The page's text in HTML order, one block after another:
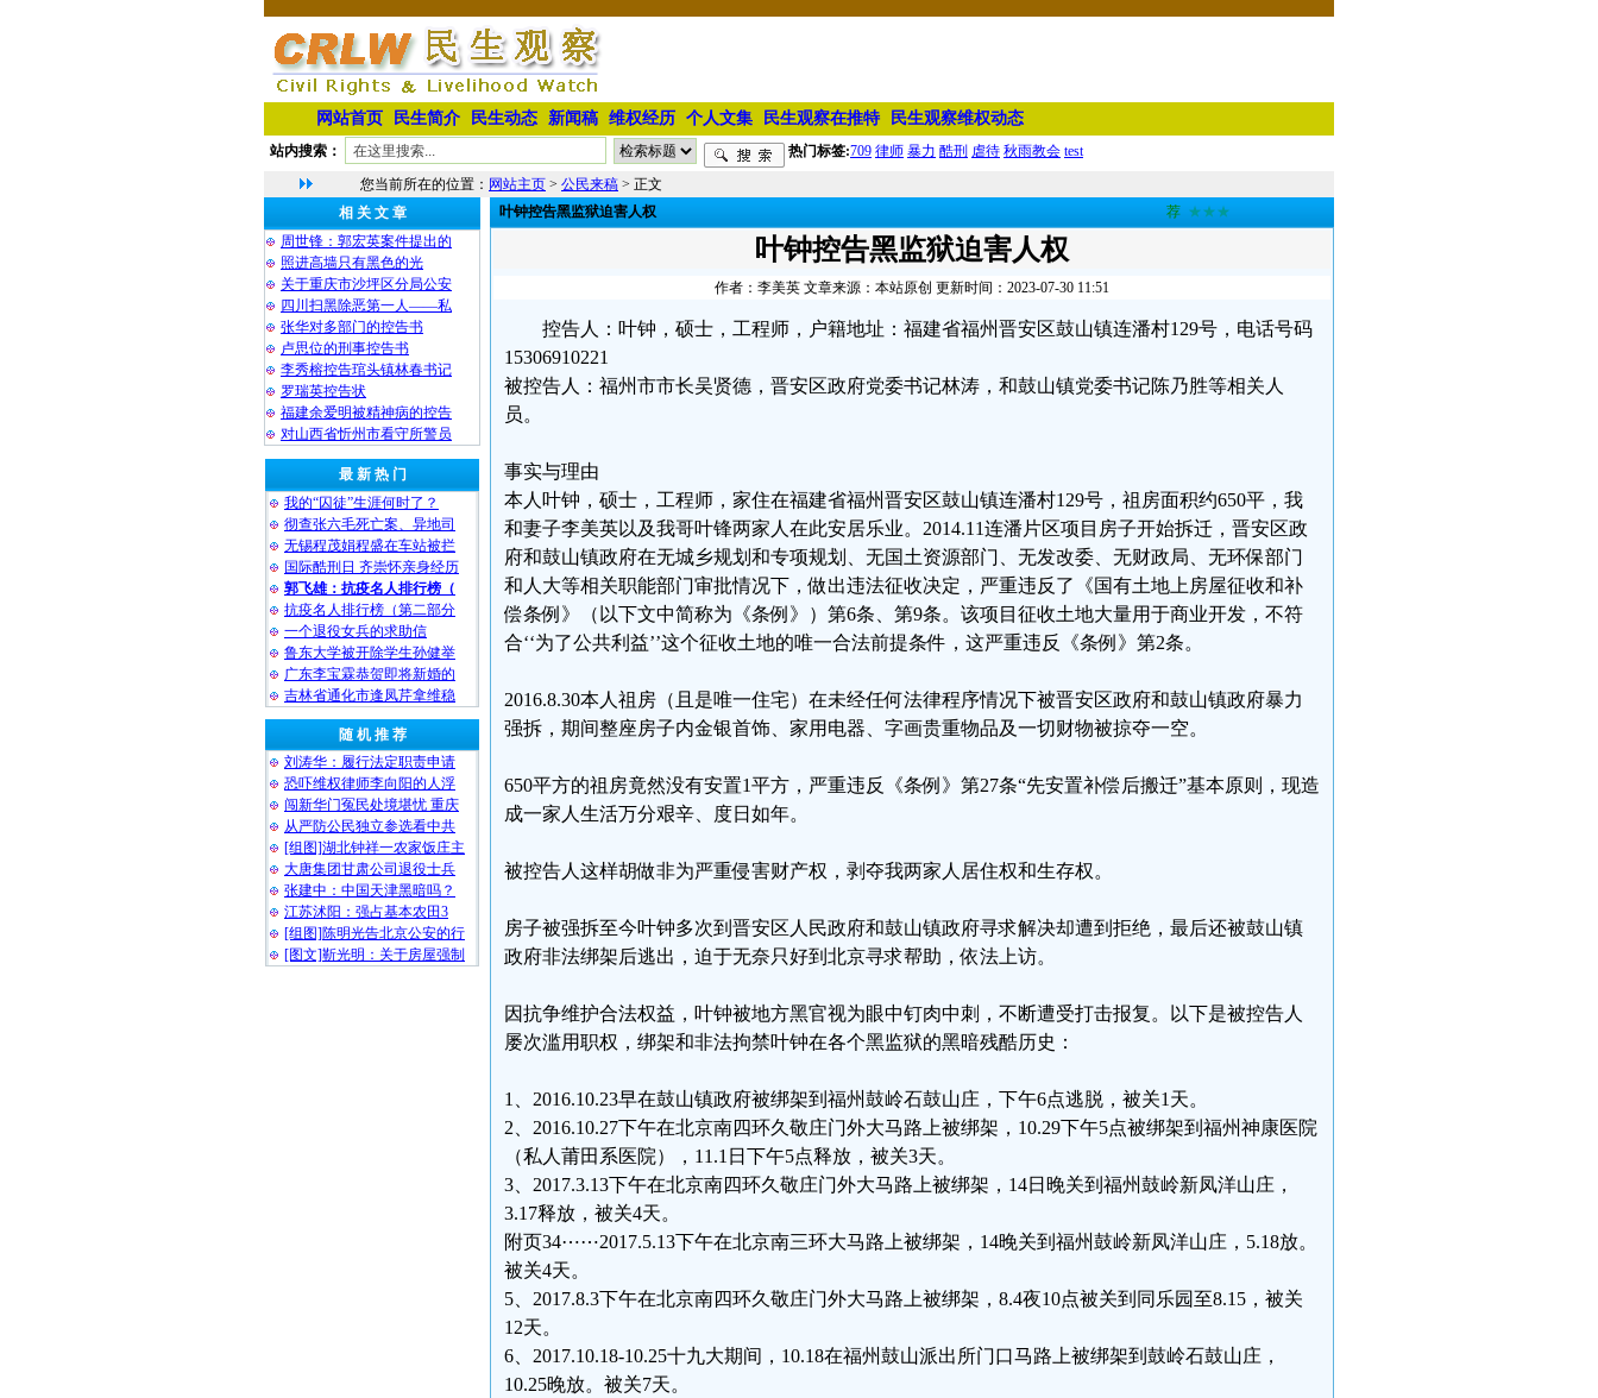
网站首页 民生简介 民生动态 新闻稿 维权经历 个人文集 民生观察在推特 民生观察维权动态
站内搜索： 热门标签:709 律师 暴力 酷刑 虐待 秋雨教会 test
您当前所在的位置： 网站主页 > 公民来稿 > 正文
相 关 文 章
周世锋：郭宏英案件提出的
照进高墙只有黑色的光
关于重庆市沙坪区分局公安
四川扫黑除恶第一人——私
张华对多部门的控告书
卢思位的刑事控告书
李秀榕控告琯头镇林春书记
罗瑞英控告状
福建余爱明被精神病的控告
对山西省忻州市看守所警员
最 新 热 门
我的“囚徒”生涯何时了？
彻查张六毛死亡案、异地司
无锡程茂娟程盛在车站被拦
国际酷刑日 齐崇怀亲身经历
郭飞雄：抗疫名人排行榜（
抗疫名人排行榜（第二部分
一个退役女兵的求助信
鲁东大学被开除学生孙健举
广东李宝霖恭贺即将新婚的
吉林省通化市逢凤芹拿维稳
随 机 推 荐
刘涛华：履行法定职责申请
恐吓维权律师李向阳的人浮
闯新华门冤民处境堪忧 重庆
从严防公民独立参选看中共
[组图]湖北钟祥一农家饭庄主
大唐集团甘肃公司退役士兵
张建中：中国天津黑暗吗？
江苏沭阳：强占基本农田3
[组图]陈明光告北京公安的行
[图文]靳光明：关于房屋强制
叶钟控告黑监狱迫害人权 荐 ★★★
叶钟控告黑监狱迫害人权
作者：李美英 文章来源：本站原创 更新时间：2023-07-30 11:51
控告人：叶钟，硕士，工程师，户籍地址：福建省福州晋安区鼓山镇连潘村129号，电话号码
15306910221
被控告人：福州市市长吴贤德，晋安区政府党委书记林涛，和鼓山镇党委书记陈乃胜等相关人
员。
事实与理由
本人叶钟，硕士，工程师，家住在福建省福州晋安区鼓山镇连潘村129号，祖房面积约650平，我
和妻子李美英以及我哥叶锋两家人在此安居乐业。2014.11连潘片区项目房子开始拆迁，晋安区政
府和鼓山镇政府在无城乡规划和专项规划、无国土资源部门、无发改委、无财政局、无环保部门
和人大等相关职能部门审批情况下，做出违法征收决定，严重违反了《国有土地上房屋征收和补
偿条例》（以下文中简称为《条例》）第6条、第9条。该项目征收土地大量用于商业开发，不符
合‘‘为了公共利益’’这个征收土地的唯一合法前提条件，这严重违反《条例》第2条。
2016.8.30本人祖房（且是唯一住宅）在未经任何法律程序情况下被晋安区政府和鼓山镇政府暴力
强拆，期间整座房子内金银首饰、家用电器、字画贵重物品及一切财物被掠夺一空。
650平方的祖房竟然没有安置1平方，严重违反《条例》第27条“先安置补偿后搬迁”基本原则，现造
成一家人生活万分艰辛、度日如年。
被控告人这样胡做非为严重侵害财产权，剥夺我两家人居住权和生存权。
房子被强拆至今叶钟多次到晋安区人民政府和鼓山镇政府寻求解决却遭到拒绝，最后还被鼓山镇
政府非法绑架后逃出，迫于无奈只好到北京寻求帮助，依法上访。
因抗争维护合法权益，叶钟被地方黑官视为眼中钉肉中刺，不断遭受打击报复。以下是被控告人
屡次滥用职权，绑架和非法拘禁叶钟在各个黑监狱的黑暗残酷历史：
1、2016.10.23早在鼓山镇政府被绑架到福州鼓岭石鼓山庄，下午6点逃脱，被关1天。
2、2016.10.27下午在北京南四环久敬庄门外大马路上被绑架，10.29下午5点被绑架到福州神康医院
（私人莆田系医院），11.1日下午5点释放，被关3天。
3、2017.3.13下午在北京南四环久敬庄门外大马路上被绑架，14日晚关到福州鼓岭新凤洋山庄，
3.17释放，被关4天。
附页34⋯⋯2017.5.13下午在北京南三环大马路上被绑架，14晚关到福州鼓岭新凤洋山庄，5.18放。
被关4天。
5、2017.8.3下午在北京南四环久敬庄门外大马路上被绑架，8.4夜10点被关到同乐园至8.15，被关
12天。
6、2017.10.18-10.25十九大期间，10.18在福州鼓山派出所门口马路上被绑架到鼓岭石鼓山庄，
10.25晚放。被关7天。